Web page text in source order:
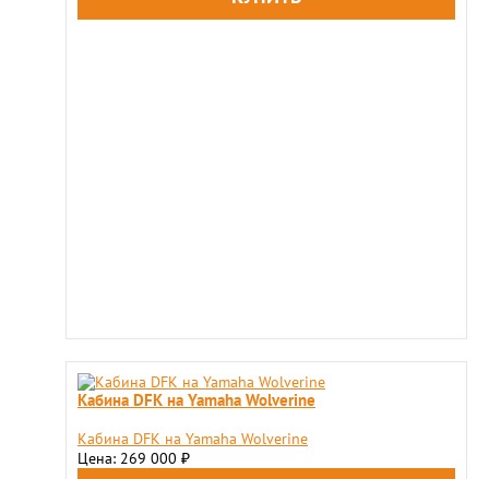
Kaбина DFK на Yamaha Wolverine
Kaбина DFK на Yamaha Wolverine
Цена: 269 000 ₽